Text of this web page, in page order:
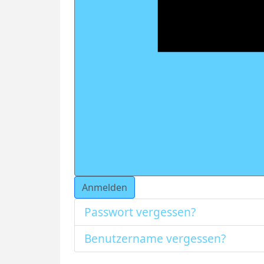
Anmelden
Passwort vergessen?
Benutzername vergessen?